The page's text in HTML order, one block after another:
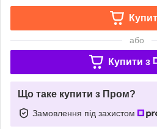
або
Купити з
Що таке купити з Пром?
Замовлення під захистом